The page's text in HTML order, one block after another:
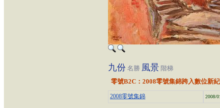
九份 名勝 風景 階梯
零號B2C：2008零號集錦跨入數位新
2008零號集錦 2008/